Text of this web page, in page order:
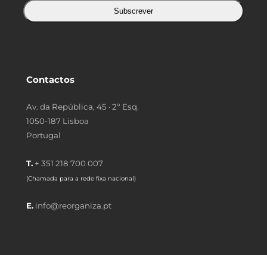
Subscrever
Contactos
Av. da República, 45 · 2º Esq.
1050-187 Lisboa
Portugal
T. + 351 218 700 007
(Chamada para a rede fixa nacional)
E. info@reorganiza.pt